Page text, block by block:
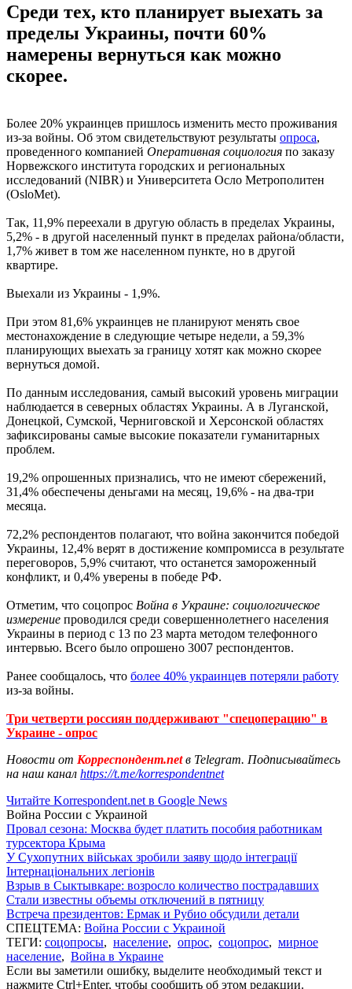
Среди тех, кто планирует выехать за
пределы Украины, почти 60%
намерены вернуться как можно
скорее.
Более 20% украинцев пришлось изменить место проживания
из-за войны. Об этом свидетельствуют результаты опроса,
проведенного компанией Оперативная социология по заказу
Норвежского института городских и региональных
исследований (NIBR) и Университета Осло Метрополитен
(OsloMet).
Так, 11,9% переехали в другую область в пределах Украины,
5,2% - в другой населенный пункт в пределах района/области,
1,7% живет в том же населенном пункте, но в другой
квартире.
Выехали из Украины - 1,9%.
При этом 81,6% украинцев не планируют менять свое
местонахождение в следующие четыре недели, а 59,3%
планирующих выехать за границу хотят как можно скорее
вернуться домой.
По данным исследования, самый высокий уровень миграции
наблюдается в северных областях Украины. А в Луганской,
Донецкой, Сумской, Черниговской и Херсонской областях
зафиксированы самые высокие показатели гуманитарных
проблем.
19,2% опрошенных признались, что не имеют сбережений,
31,4% обеспечены деньгами на месяц, 19,6% - на два-три
месяца.
72,2% респондентов полагают, что война закончится победой
Украины, 12,4% верят в достижение компромисса в результате
переговоров, 5,9% считают, что останется замороженный
конфликт, и 0,4% уверены в победе РФ.
Отметим, что соцопрос Война в Украине: социологическое
измерение проводился среди совершеннолетнего населения
Украины в период с 13 по 23 марта методом телефонного
интервью. Всего было опрошено 3007 респондентов.
Ранее сообщалось, что более 40% украинцев потеряли работу
из-за войны.
Три четверти россиян поддерживают "спецоперацию" в
Украине - опрос
Новости от Корреспондент.netв Telegram. Подписывайтесь
на наш канал https://t.me/korrespondentnet
Читайте Korrespondent.net в Google News
Война России с Украиной
Провал сезона: Москва будет платить пособия работникам
турсектора Крыма
У Сухопутних військах зробили заяву щодо інтеграції
Інтернаціональних легіонів
Взрыв в Сыктывкаре: возросло количество пострадавших
Стали известны объемы отключений в пятницу
Встреча президентов: Ермак и Рубио обсудили детали
СПЕЦТЕМА: Война России с Украиной
ТЕГИ: соцопросы, население, опрос, соцопрос, мирное
население, Война в Украине
Если вы заметили ошибку, выделите необходимый текст и
нажмите Ctrl+Enter, чтобы сообщить об этом редакции.